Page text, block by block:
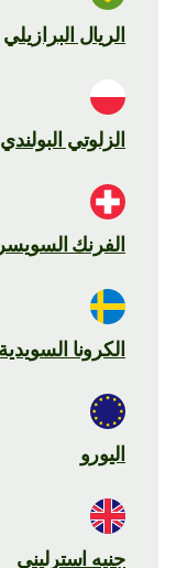
الريال البرازيلي
الزلوتي البولندي
الفرنك السويسري
الكرونا السويدية
اليورو
جنيه استرليني